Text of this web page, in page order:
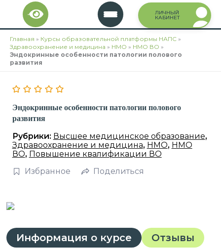
Перейти
содержимому
ЛИЧНЫЙ
КАБИНЕТ
Главная » Курсы образовательной платформы НАПС »
Здравоохранение и медицина » НМО » НМО ВО »
Эндокринные особенности патологии полового
развития
Эндокринные особенности патологии полового
развития
Рубрики: Высшее медицинское образование,
Здравоохранение и медицина, НМО, НМО
ВО, Повышение квалификации ВО
Избранное
Поделиться
Информация о курсе Отзывы